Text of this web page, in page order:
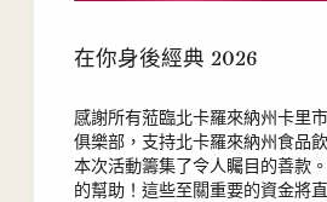
在你身後經典 2026
感謝所有蒞臨北卡羅來納州卡里
俱樂部，支持北卡羅來納州食品
本次活動籌集了令人矚目的善款。
的幫助！這些至關重要的資金將